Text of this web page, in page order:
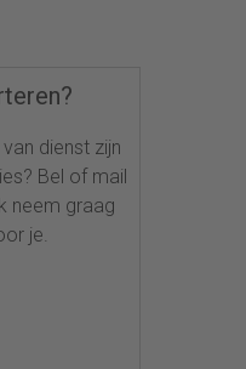
dienst zijn
Bel of mail
neem graag
je.